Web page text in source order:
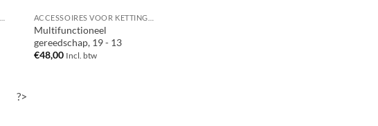
Multifunctioneel
gereedschap, 19 - 13
€48,00 Incl. btw
?>